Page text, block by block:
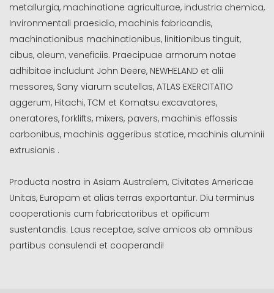
metallurgia, machinatione agriculturae, industria chemica,
Invironmentali praesidio, machinis fabricandis,
machinationibus machinationibus, linitionibus tinguit,
cibus, oleum, veneficiis. Praecipuae armorum notae
adhibitae includunt John Deere, NEWHELAND et alii
messores, Sany viarum scutellas, ATLAS EXERCITATIO
aggerum, Hitachi, TCM et Komatsu excavatores,
oneratores, forklifts, mixers, pavers, machinis effossis
carbonibus, machinis aggeribus statice, machinis aluminii
extrusionis .
Producta nostra in Asiam Australem, Civitates Americae
Unitas, Europam et alias terras exportantur. Diu terminus
cooperationis cum fabricatoribus et opificum
sustentandis. Laus receptae, salve amicos ab omnibus
partibus consulendi et cooperandi!